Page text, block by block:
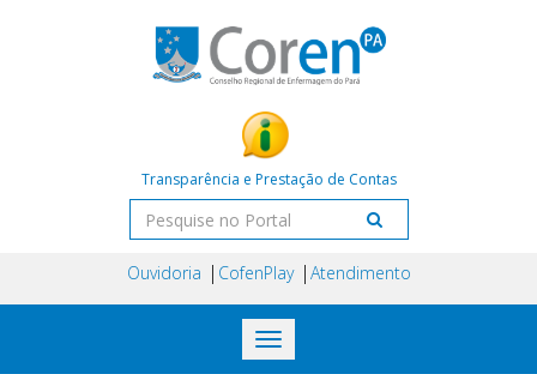
Transparência e Prestação de Contas
Ouvidoria CofenPlay Atendimento
Toggle
navigation